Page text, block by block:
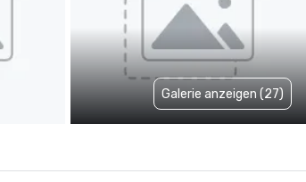
Galerie anzeigen (27)